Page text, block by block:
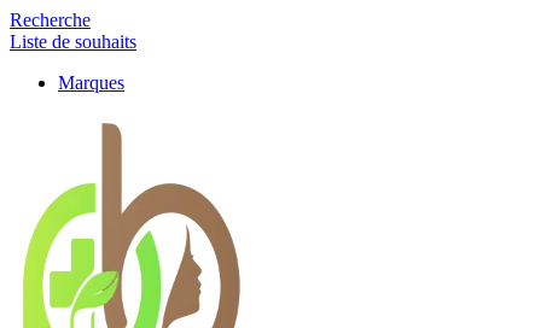
Recherche
Liste de souhaits
Marques